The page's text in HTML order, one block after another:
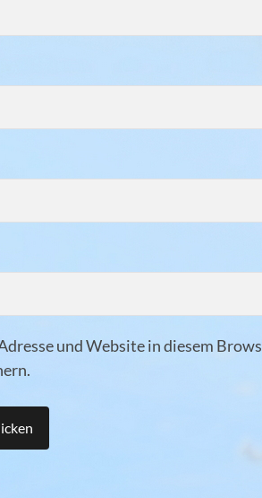
und Website in diesem